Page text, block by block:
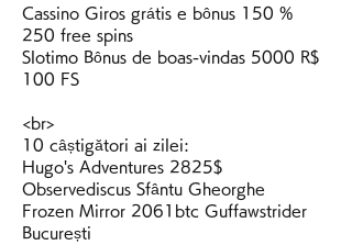
Cassino Giros grátis e bônus 150 %
250 free spins
Slotimo Bônus de boas-vindas 5000 R$
100 FS
<br>
10 câștigători ai zilei:
Hugo's Adventures 2825$
Observediscus Sfântu Gheorghe
Frozen Mirror 2061btc Guffawstrider
București